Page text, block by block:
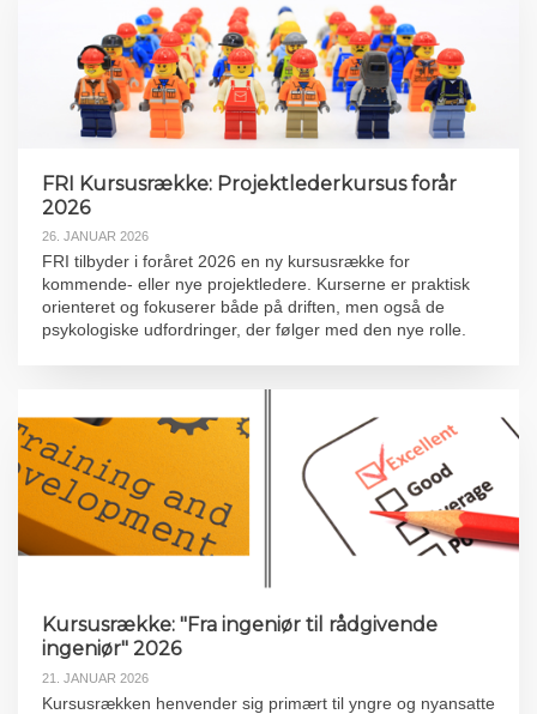
FRI Kursusrække: Projektlederkursus forår
2026
26. JANUAR 2026
FRI tilbyder i foråret 2026 en ny kursusrække for
kommende- eller nye projektledere. Kurserne er praktisk
orienteret og fokuserer både på driften, men også de
psykologiske udfordringer, der følger med den nye rolle.
Kursusrække: "Fra ingeniør til rådgivende
ingeniør" 2026
21. JANUAR 2026
Kursusrækken henvender sig primært til yngre og nyansatte